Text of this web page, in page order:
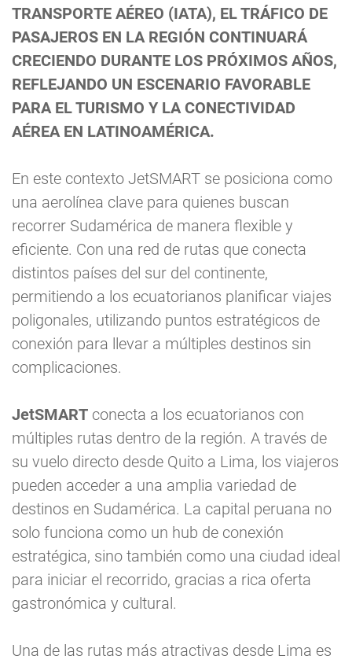
TRANSPORTE AÉREO (IATA), EL TRÁFICO DE
PASAJEROS EN LA REGIÓN CONTINUARÁ
CRECIENDO DURANTE LOS PRÓXIMOS AÑOS,
REFLEJANDO UN ESCENARIO FAVORABLE
PARA EL TURISMO Y LA CONECTIVIDAD
AÉREA EN LATINOAMÉRICA.
En este contexto JetSMART se posiciona como
una aerolínea clave para quienes buscan
recorrer Sudamérica de manera flexible y
eficiente. Con una red de rutas que conecta
distintos países del sur del continente,
permitiendo a los ecuatorianos planificar viajes
poligonales, utilizando puntos estratégicos de
conexión para llevar a múltiples destinos sin
complicaciones.
JetSMART conecta a los ecuatorianos con
múltiples rutas dentro de la región. A través de
su vuelo directo desde Quito a Lima, los viajeros
pueden acceder a una amplia variedad de
destinos en Sudamérica. La capital peruana no
solo funciona como un hub de conexión
estratégica, sino también como una ciudad ideal
para iniciar el recorrido, gracias a rica oferta
gastronómica y cultural.
Una de las rutas más atractivas desde Lima es